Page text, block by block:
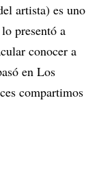
artista) es uno
presentó a
conocer a
en Los
compartimos